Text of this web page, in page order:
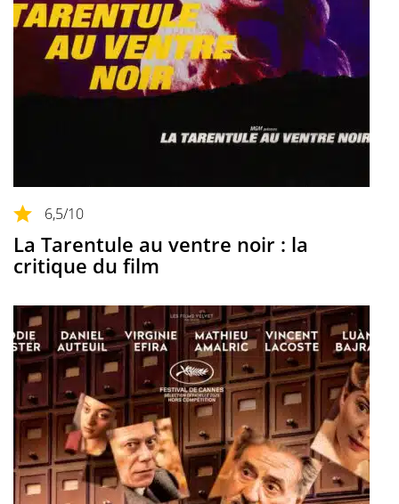
6,5/10
La Tarentule au ventre noir : la
critique du film